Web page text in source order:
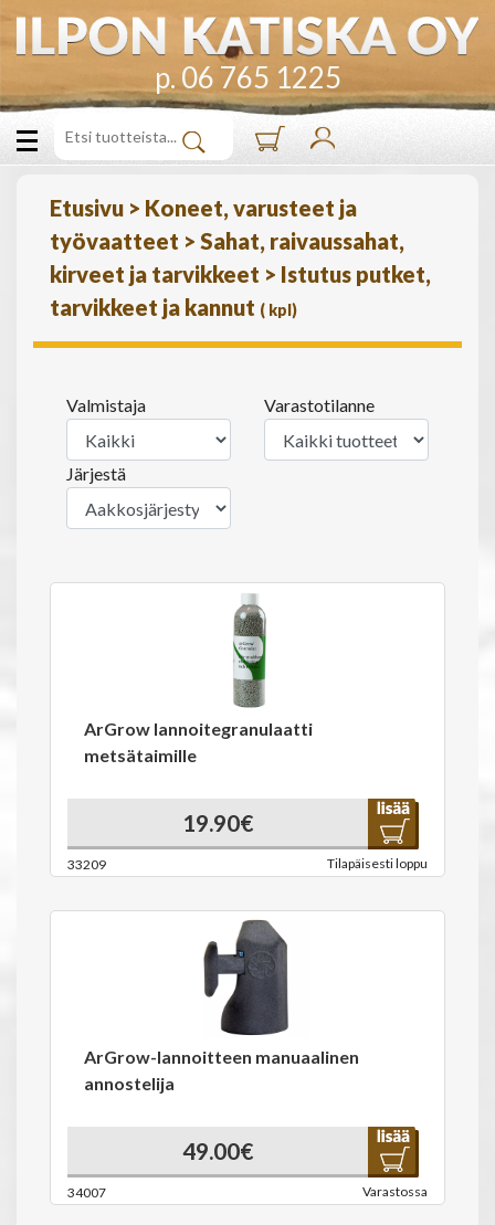
p. 06 765 1225
Etusivu > Koneet, varusteet ja
työvaatteet > Sahat, raivaussahat,
kirveet ja tarvikkeet > Istutus putket,
tarvikkeet ja kannut ( kpl)
Valmistaja Varastotilanne
Järjestä
ArGrow lannoitegranulaatti
metsätaimille
19.90€
33209 Tilapäisesti loppu
ArGrow-lannoitteen manuaalinen
annostelija
49.00€
34007 Varastossa